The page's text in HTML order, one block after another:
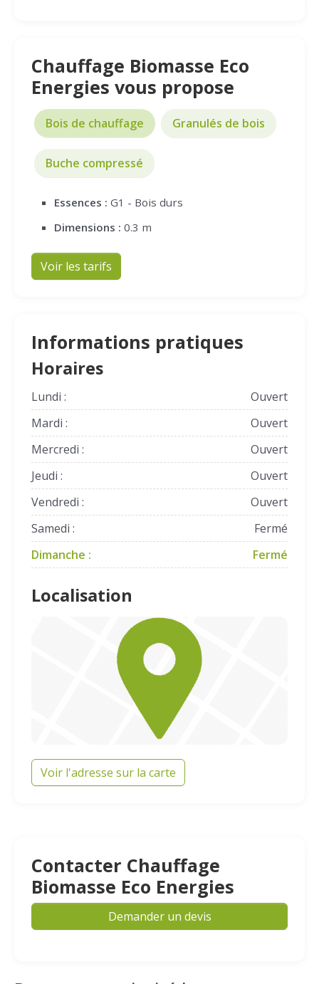
Chauffage Biomasse Eco
Energies vous propose
Bois de chauffage Granulés de bois
Buche compressé
Essences : G1 - Bois durs
Dimensions : 0.3 m
Voir les tarifs
Informations pratiques
Horaires
Lundi :
Ouvert
Mardi :
Ouvert
Mercredi :
Ouvert
Jeudi :
Ouvert
Vendredi :
Ouvert
Samedi :
Fermé
Dimanche :
Fermé
Localisation
Voir l'adresse sur la carte
Contacter Chauffage
Biomasse Eco Energies
Demander un devis